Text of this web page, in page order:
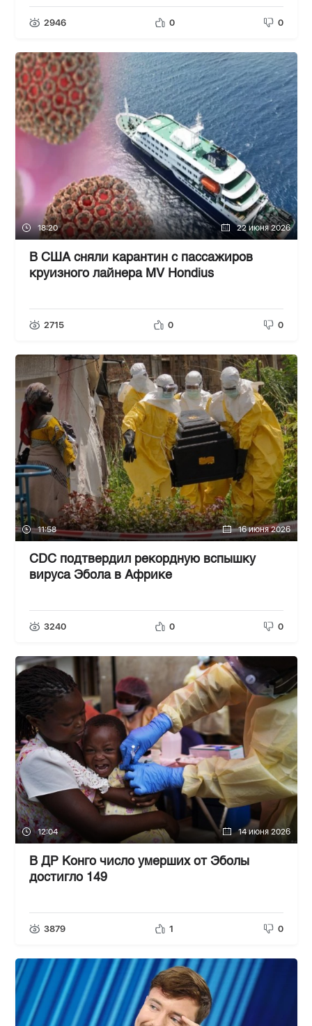
2946 0 0
18:20 22 июня 2026
В США сняли карантин с пассажиров
круизного лайнера MV Hondius
2715 0 0
11:58 16 июня 2026
CDC подтвердил рекордную вспышку
вируса Эбола в Африке
3240 0 0
12:04 14 июня 2026
В ДР Конго число умерших от Эболы
достигло 149
3879 1 0